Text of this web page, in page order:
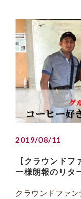
2019/08/11
【クラウンド
ー様朗報のリタ
クラウンドファ